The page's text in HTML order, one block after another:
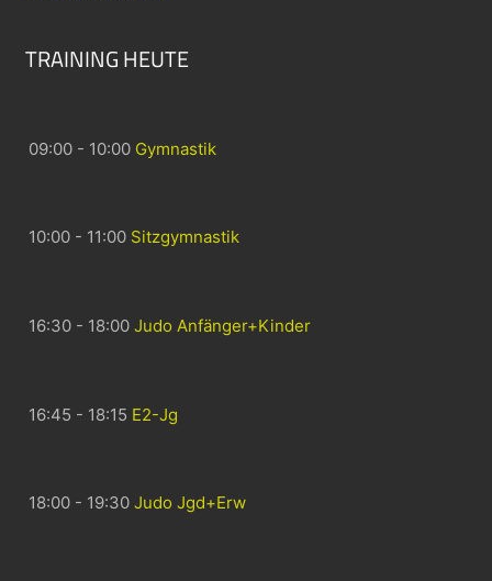
TRAINING HEUTE
09:00 - 10:00 Gymnastik
10:00 - 11:00 Sitzgymnastik
16:30 - 18:00 Judo Anfänger+Kinder
16:45 - 18:15 E2-Jg
18:00 - 19:30 Judo Jgd+Erw